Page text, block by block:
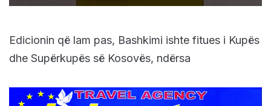
Edicionin që lam pas, Bashkimi ishte fitues i Kupës
dhe Supërkupës së Kosovës, ndërsa